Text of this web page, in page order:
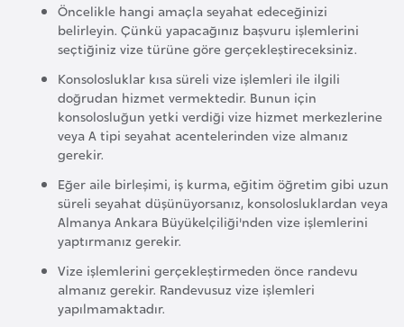
Öncelikle hangi amaçla seyahat edeceğinizi
belirleyin. Çünkü yapacağınız başvuru işlemlerini
seçtiğiniz vize türüne göre gerçekleştireceksiniz.
Konsolosluklar kısa süreli vize işlemleri ile ilgili
doğrudan hizmet vermektedir. Bunun için
konsolosluğun yetki verdiği vize hizmet merkezlerine
veya A tipi seyahat acentelerinden vize almanız
gerekir.
Eğer aile birleşimi, iş kurma, eğitim öğretim gibi uzun
süreli seyahat düşünüyorsanız, konsolosluklardan veya
Almanya Ankara Büyükelçiliği'nden vize işlemlerini
yaptırmanız gerekir.
Vize işlemlerini gerçekleştirmeden önce randevu
almanız gerekir. Randevusuz vize işlemleri
yapılmamaktadır.